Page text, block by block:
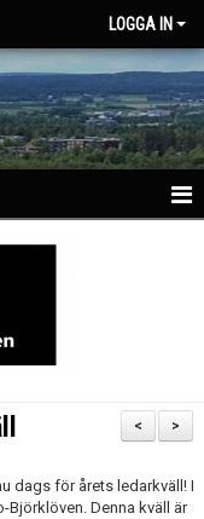
LOGGA IN
>
<
dags för årets ledarkväll! I
Denna kväll är